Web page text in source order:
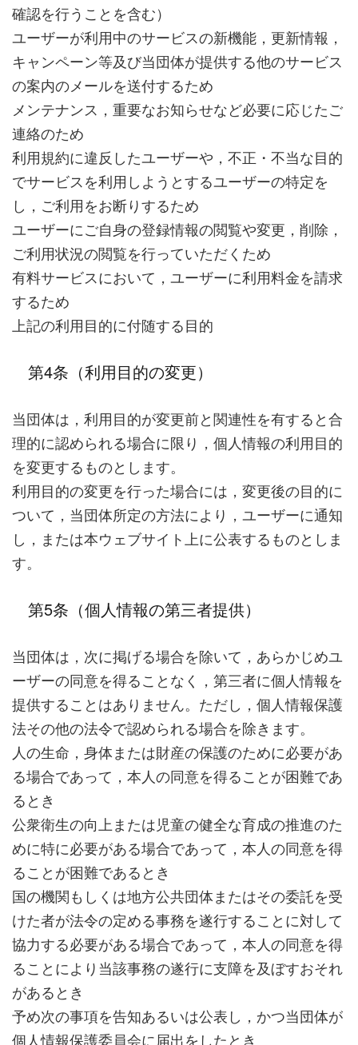
確認を行うことを含む）
ユーザーが利用中のサービスの新機能，更新情報，
キャンペーン等及び当団体が提供する他のサービス
の案内のメールを送付するため
メンテナンス，重要なお知らせなど必要に応じたご
連絡のため
利用規約に違反したユーザーや，不正・不当な目的
でサービスを利用しようとするユーザーの特定を
し，ご利用をお断りするため
ユーザーにご自身の登録情報の閲覧や変更，削除，
ご利用状況の閲覧を行っていただくため
有料サービスにおいて，ユーザーに利用料金を請求
するため
上記の利用目的に付随する目的
第4条（利用目的の変更）
当団体は，利用目的が変更前と関連性を有すると合
理的に認められる場合に限り，個人情報の利用目的
を変更するものとします。
利用目的の変更を行った場合には，変更後の目的に
ついて，当団体所定の方法により，ユーザーに通知
し，または本ウェブサイト上に公表するものとしま
す。
第5条（個人情報の第三者提供）
当団体は，次に掲げる場合を除いて，あらかじめユ
ーザーの同意を得ることなく，第三者に個人情報を
提供することはありません。ただし，個人情報保護
法その他の法令で認められる場合を除きます。
人の生命，身体または財産の保護のために必要があ
る場合であって，本人の同意を得ることが困難であ
るとき
公衆衛生の向上または児童の健全な育成の推進のた
めに特に必要がある場合であって，本人の同意を得
ることが困難であるとき
国の機関もしくは地方公共団体またはその委託を受
けた者が法令の定める事務を遂行することに対して
協力する必要がある場合であって，本人の同意を得
ることにより当該事務の遂行に支障を及ぼすおそれ
があるとき
予め次の事項を告知あるいは公表し，かつ当団体が
個人情報保護委員会に届出をしたとき